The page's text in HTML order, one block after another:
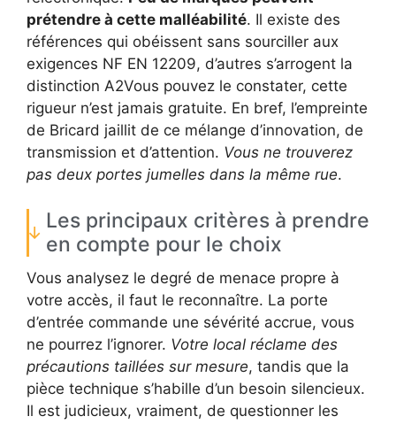
prétendre à cette malléabilité. Il existe des
références qui obéissent sans sourciller aux
exigences NF EN 12209, d’autres s’arrogent la
distinction A2Vous pouvez le constater, cette
rigueur n’est jamais gratuite. En bref, l’empreinte
de Bricard jaillit de ce mélange d’innovation, de
transmission et d’attention. Vous ne trouverez
pas deux portes jumelles dans la même rue.
Les principaux critères à prendre
en compte pour le choix
Vous analysez le degré de menace propre à
votre accès, il faut le reconnaître. La porte
d’entrée commande une sévérité accrue, vous
ne pourrez l’ignorer. Votre local réclame des
précautions taillées sur mesure, tandis que la
pièce technique s’habille d’un besoin silencieux.
Il est judicieux, vraiment, de questionner les